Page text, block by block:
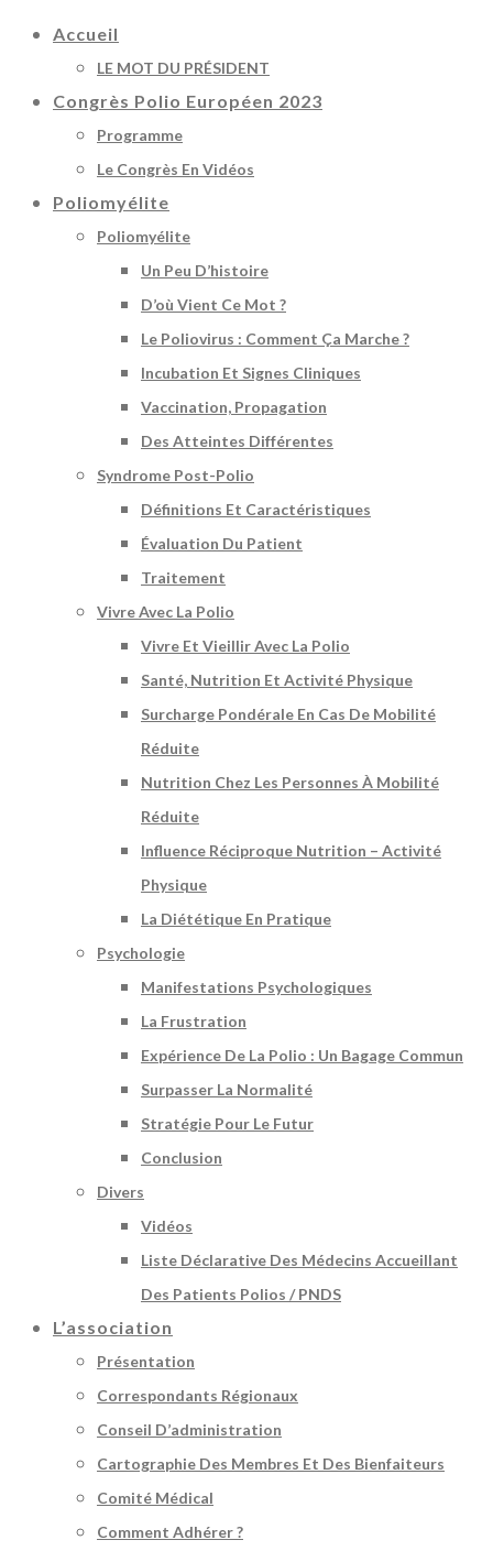
Accueil
LE MOT DU PRÉSIDENT
Congrès Polio Européen 2023
Programme
Le Congrès En Vidéos
Poliomyélite
Poliomyélite
Un Peu D’histoire
D’où Vient Ce Mot ?
Le Poliovirus : Comment Ça Marche ?
Incubation Et Signes Cliniques
Vaccination, Propagation
Des Atteintes Différentes
Syndrome Post-Polio
Définitions Et Caractéristiques
Évaluation Du Patient
Traitement
Vivre Avec La Polio
Vivre Et Vieillir Avec La Polio
Santé, Nutrition Et Activité Physique
Surcharge Pondérale En Cas De Mobilité
Réduite
Nutrition Chez Les Personnes À Mobilité
Réduite
Influence Réciproque Nutrition – Activité
Physique
La Diététique En Pratique
Psychologie
Manifestations Psychologiques
La Frustration
Expérience De La Polio : Un Bagage Commun
Surpasser La Normalité
Stratégie Pour Le Futur
Conclusion
Divers
Vidéos
Liste Déclarative Des Médecins Accueillant
Des Patients Polios / PNDS
L’association
Présentation
Correspondants Régionaux
Conseil D’administration
Cartographie Des Membres Et Des Bienfaiteurs
Comité Médical
Comment Adhérer ?